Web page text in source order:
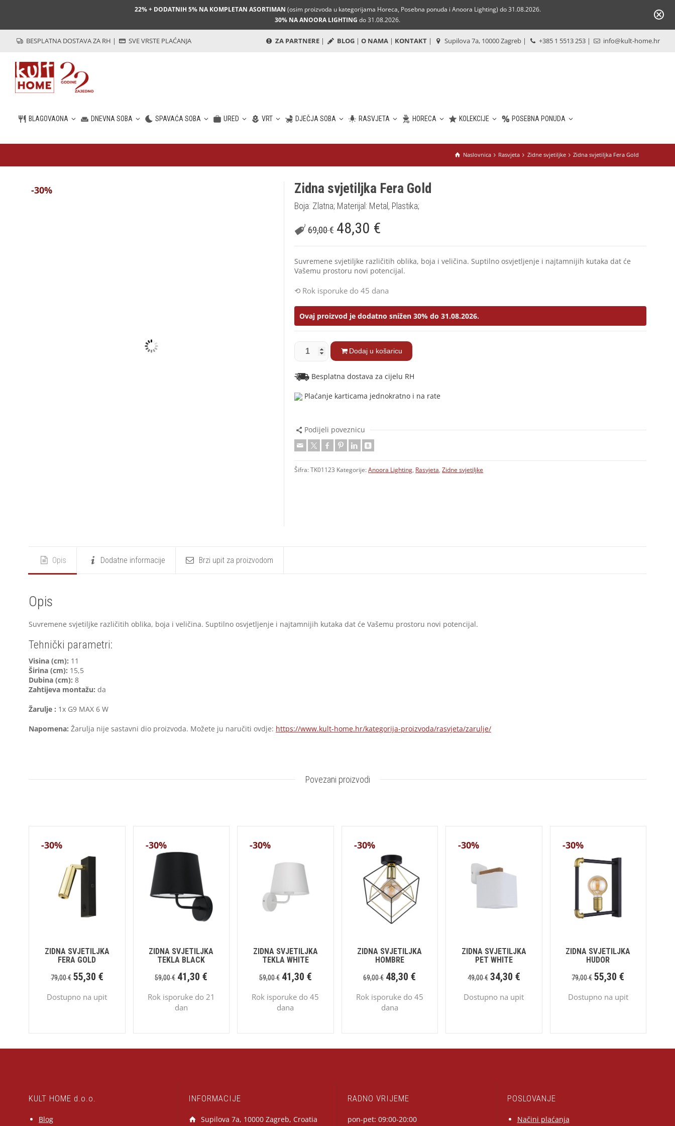
22% + DODATNIH 5% NA KOMPLETAN ASORTIMAN (osim proizvoda u kategorijama Horeca, Posebna ponuda i Anoora Lighting) do 31.08.2026.
30% NA ANOORA LIGHTING do 31.08.2026.
BESPLATNA DOSTAVA ZA RH | SVE VRSTE PLAĆANJA ZA PARTNERE | BLOG | O NAMA | KONTAKT | Supilova 7a, 10000 Zagreb | +385 1 5513 253 | info@kult-home.hr
BLAGOVAONA DNEVNA SOBA SPAVAĆA SOBA URED VRT DJEČJA SOBA RASVJETA HORECA KOLEKCIJE POSEBNA PONUDA
HR
Naslovnica Rasvjeta Zidne svjetiljke Zidna svjetiljka Fera Gold
-30% Zidna svjetiljka Fera Gold
Boja: Zlatna; Materijal: Metal, Plastika;
69,00€ 48,30 €
Suvremene svjetiljke različitih oblika, boja i veličina. Suptilno osvjetljenje i najtamnijih kutaka dat će
Vašemu prostoru novi potencijal.
Rok isporuke do 45 dana
Ovaj proizvod je dodatno snižen 30% do 31.08.2026.
Dodaj u košaricu
Besplatna dostava za cijelu RH
Plaćanje karticama jednokratno i na rate
Podijeli poveznicu
Šifra:TK01123 Kategorije:Anoora Lighting, Rasvjeta,Zidne svjetiljke
Opis Dodatne informacije Brzi upit za proizvodom
Opis
Suvremene svjetiljke različitih oblika, boja i veličina. Suptilno osvjetljenje i najtamnijih kutaka dat će Vašemu prostoru novi potencijal.
Tehnički parametri:
Visina (cm): 11
Širina (cm): 15,5
Dubina (cm): 8
Zahtijeva montažu: da
Žarulje : 1x G9 MAX 6 W
Napomena: Žarulja nije sastavni dio proizvoda. Možete ju naručiti ovdje: https://www.kult-home.hr/kategorija-proizvoda/rasvjeta/zarulje/
Povezani proizvodi
-30%
ZIDNA SVJETILJKA
FERA GOLD
79,00€ 55,30 €
Dostupno na upit
-30%
ZIDNA SVJETILJKA
TEKLA BLACK
59,00€ 41,30€
Rok isporuke do 21
dan
-30%
ZIDNA SVJETILJKA
TEKLA WHITE
59,00€ 41,30 €
Rok isporuke do 45
dana
-30%
ZIDNA SVJETILJKA
HOMBRE
69,00€ 48,30€
Rok isporuke do 45
dana
-30%
ZIDNA SVJETILJKA
PET WHITE
49,00€ 34,30 €
Dostupno na upit
-30%
ZIDNA SVJETILJKA
HUDOR
79,00€ 55,30€
Dostupno na upit
KULT HOME d.o.o.
Blog
INFORMACIJE
Supilova 7a, 10000 Zagreb, Croatia
RADNO VRIJEME
pon-pet: 09:00-20:00
POSLOVANJE
Načini plaćanja